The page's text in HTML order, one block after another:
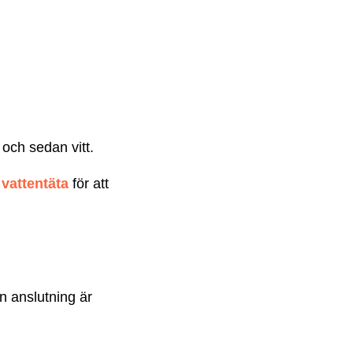
sedan vitt.
för att
anslutning är